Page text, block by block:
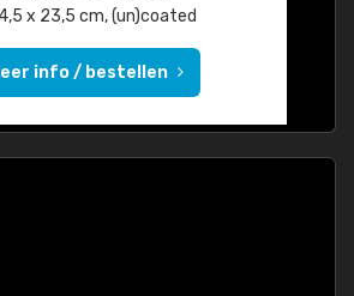
4,5 x 23,5 cm, (un)coated
info / bestellen